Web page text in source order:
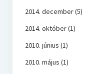
2014. december(5)
2014. október(1)
2010. június (1)
2010. május (1)